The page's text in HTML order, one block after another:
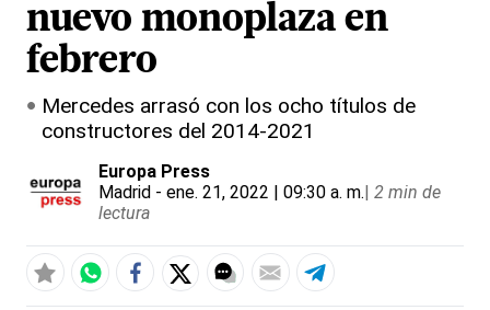
nuevo monoplaza en
febrero
Mercedes arrasó con los ocho títulos de
constructores del 2014-2021
Europa Press
Madrid - ene. 21, 2022 | 09:30 a. m.| 2 min de
lectura